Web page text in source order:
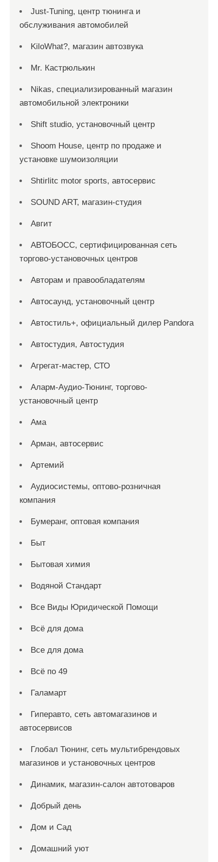
Just-Tuning, центр тюнинга и
обслуживания автомобилей
KiloWhat?, магазин автозвука
Mr. Кастрюлькин
Nikas, специализированный магазин
автомобильной электроники
Shift studio, установочный центр
Shoom House, центр по продаже и
установке шумоизоляции
Shtirlitc motor sports, автосервис
SOUND ART, магазин-студия
Авгит
АВТОБОСС, сертифицированная сеть
торгово-установочных центров
Авторам и правообладателям
Автосаунд, установочный центр
Автостиль+, официальный дилер Pandora
Автостудия, Автостудия
Агрегат-мастер, СТО
Аларм-Аудио-Тюнинг, торгово-
установочный центр
Ама
Арман, автосервис
Артемий
Аудиосистемы, оптово-розничная
компания
Бумеранг, оптовая компания
Быт
Бытовая химия
Водяной Стандарт
Все Виды Юридической Помощи
Всё для дома
Все для дома
Всё по 49
Галамарт
Гиперавто, сеть автомагазинов и
автосервисов
Глобал Тюнинг, сеть мультибрендовых
магазинов и установочных центров
Динамик, магазин-салон автотоваров
Добрый день
Дом и Сад
Домашний уют